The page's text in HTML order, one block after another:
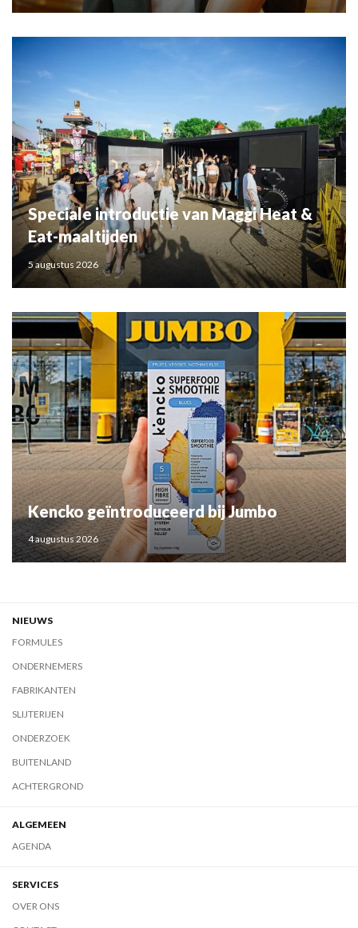
Speciale introductie van Maggi Heat &
Eat-maaltijden
5 augustus 2026
Kencko geïntroduceerd bij Jumbo
4 augustus 2026
NIEUWS
FORMULES
ONDERNEMERS
FABRIKANTEN
SLIJTERIJEN
ONDERZOEK
BUITENLAND
ACHTERGROND
ALGEMEEN
AGENDA
SERVICES
OVER ONS